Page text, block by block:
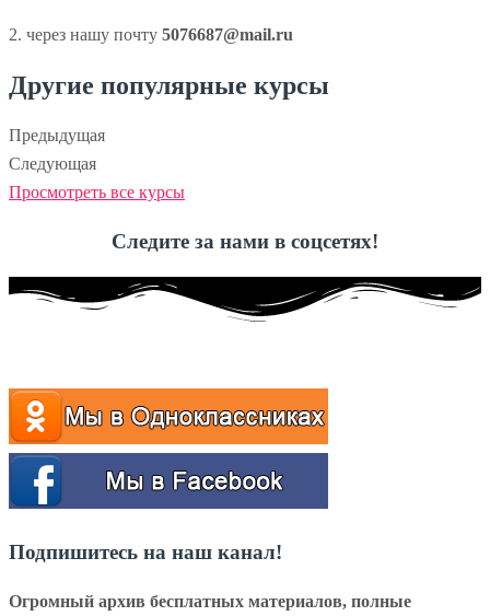
2. через нашу почту 5076687@mail.ru
Другие популярные курсы
Предыдущая
Следующая
Просмотреть все курсы
Следите за нами в соцсетях!
Подпишитесь на наш канал!
Огромный архив бесплатных материалов, полные